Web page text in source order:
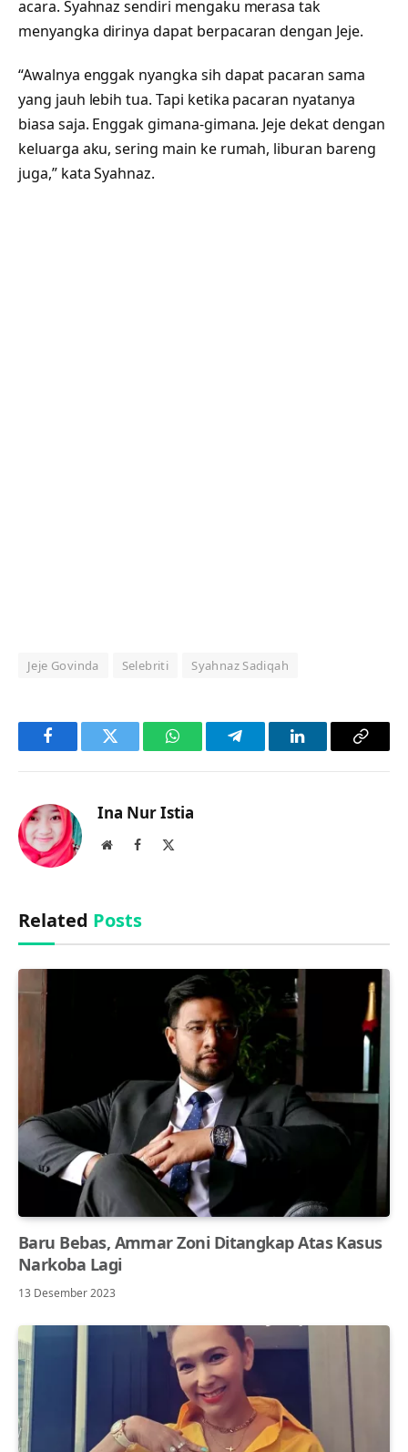
acara. Syahnaz sendiri mengaku merasa tak
menyangka dirinya dapat berpacaran dengan Jeje.
“Awalnya enggak nyangka sih dapat pacaran sama
yang jauh lebih tua. Tapi ketika pacaran nyatanya
biasa saja. Enggak gimana-gimana. Jeje dekat dengan
keluarga aku, sering main ke rumah, liburan bareng
juga,” kata Syahnaz.
Jeje Govinda Selebriti Syahnaz Sadiqah
FacebookTwitter WhatsAppTelegramLinkedInCopy
Ina Nur Istia
WebsiteFacebook
Related Posts
Baru Bebas, Ammar Zoni Ditangkap Atas Kasus
Narkoba Lagi
13 Desember 2023